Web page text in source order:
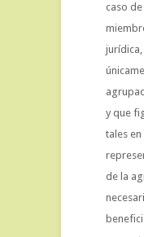
caso
y que
tales en
de la